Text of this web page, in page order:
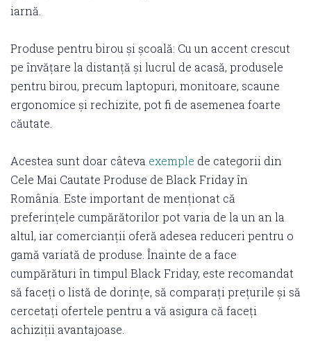
iarnă.
Produse pentru birou și școală: Cu un accent crescut
pe învățare la distanță și lucrul de acasă, produsele
pentru birou, precum laptopuri, monitoare, scaune
ergonomice și rechizite, pot fi de asemenea foarte
căutate.
Acestea sunt doar câteva exemple de categorii din
Cele Mai Cautate Produse de Black Friday în
România. Este important de menționat că
preferințele cumpărătorilor pot varia de la un an la
altul, iar comercianții oferă adesea reduceri pentru o
gamă variată de produse. Înainte de a face
cumpărături în timpul Black Friday, este recomandat
să faceți o listă de dorințe, să comparați prețurile și să
cercetați ofertele pentru a vă asigura că faceți
achiziții avantajoase.